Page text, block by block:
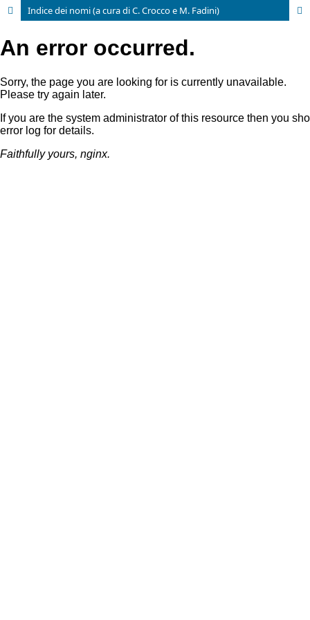
Indice dei nomi (a cura di C. Crocco e M. Fadini)